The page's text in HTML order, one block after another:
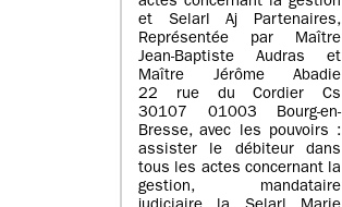
et Selarl Aj Partenaires,
Représentée par Maître
Jean-Baptiste Audras et
Maître Jérôme Abadie
22 rue du Cordier Cs
30107 01003 Bourg-en-
Bresse, avec les pouvoirs :
assister le débiteur dans
tous les actes concernant la
gestion, mandataire